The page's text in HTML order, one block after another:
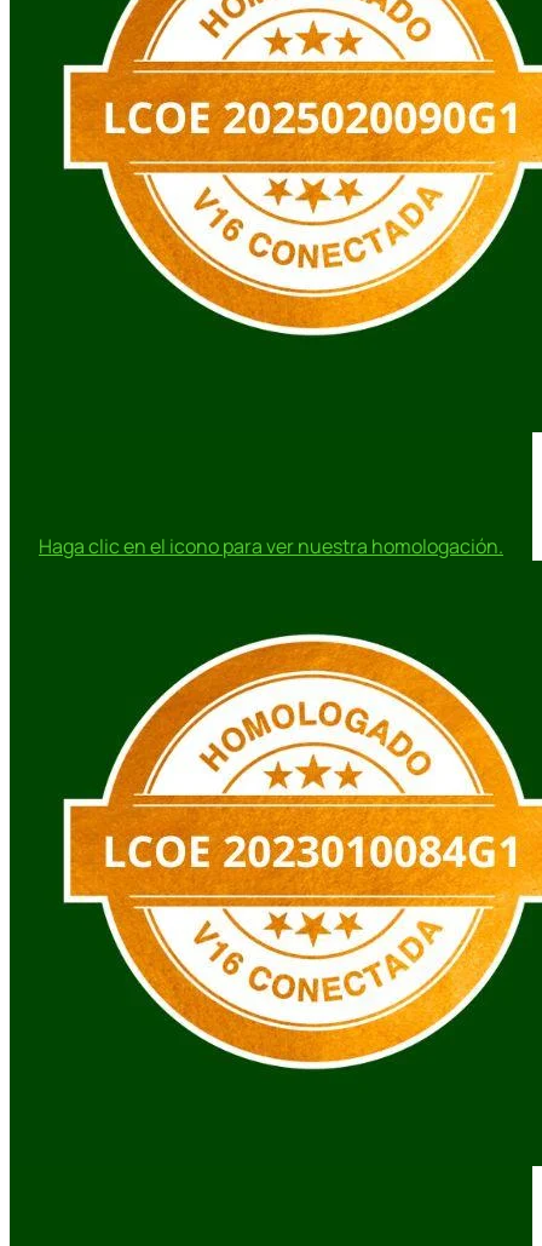
Haga clic en el icono para ver nuestra homologación.